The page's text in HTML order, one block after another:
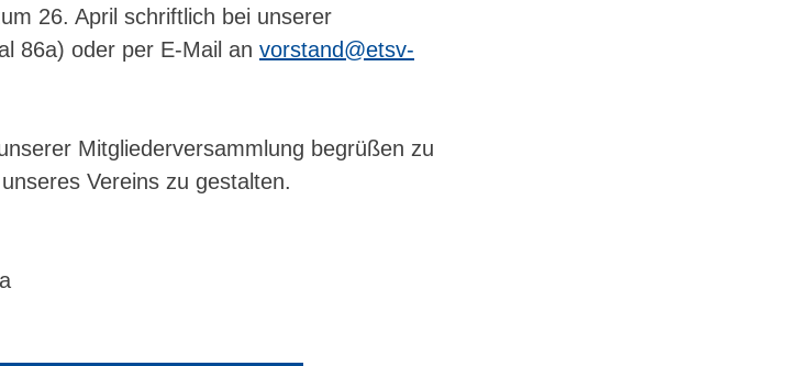
26. April schriftlich bei unserer
86a) oder per E-Mail an vorstand@etsv-
Mitgliederversammlung begrüßen zu
Vereins zu gestalten.